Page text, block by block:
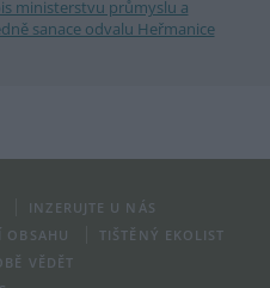
ministerstvu průmyslu a
sanace odvalu Heřmanice
INZERUJTE U NÁS
OBSAHU
TIŠTĚNÝ EKOLIST
VĚDĚT